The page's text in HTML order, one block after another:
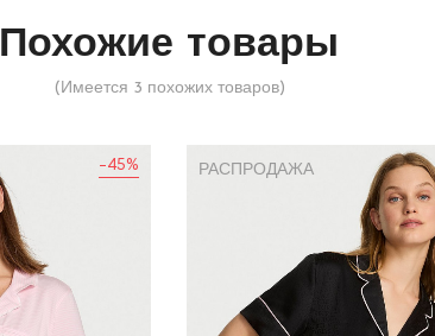
Похожие товары
(Имеется 3 похожих товаров)
-45% РАСПРОДАЖА